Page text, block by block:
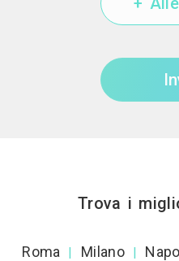
Trova i
Roma | Milano |